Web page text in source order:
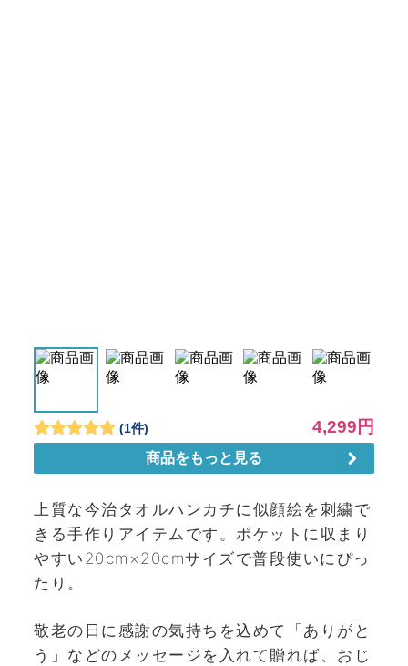
上質な今治タオルハンカチに似顔絵を刺繍で
きる手作りアイテムです。ポケットに収まり
やすい20cm×20cmサイズで普段使いにぴっ
たり。
敬老の日に感謝の気持ちを込めて「ありがと
う」などのメッセージを入れて贈れば、おじ